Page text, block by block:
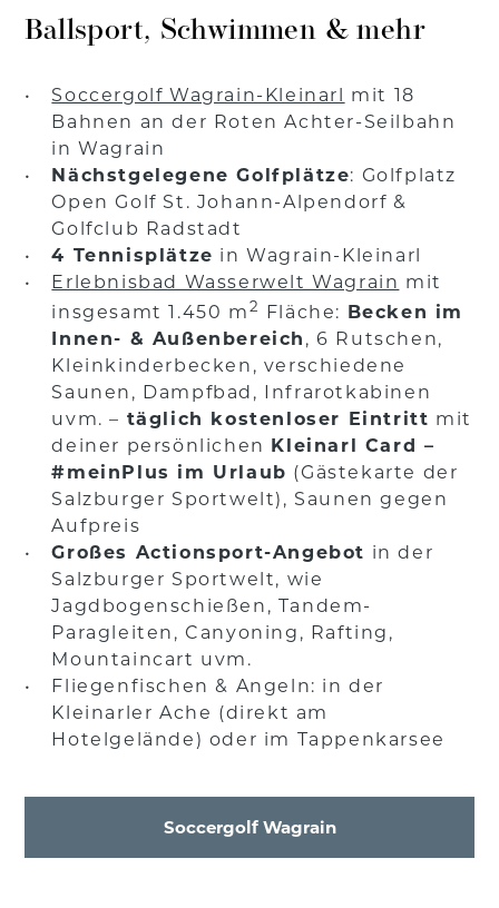
Ballsport, Schwimmen & mehr
Soccergolf Wagrain-Kleinarl mit 18
Bahnen an der Roten Achter-Seilbahn
in Wagrain
Nächstgelegene Golfplätze: Golfplatz
Open Golf St. Johann-Alpendorf &
Golfclub Radstadt
4 Tennisplätze in Wagrain-Kleinarl
Erlebnisbad Wasserwelt Wagrain mit
insgesamt 1.450 m2 Fläche: Becken im
Innen- & Außenbereich, 6 Rutschen,
Kleinkinderbecken, verschiedene
Saunen, Dampfbad, Infrarotkabinen
uvm. – täglich kostenloser Eintritt mit
deiner persönlichen Kleinarl Card –
#meinPlus im Urlaub (Gästekarte der
Salzburger Sportwelt), Saunen gegen
Aufpreis
Großes Actionsport-Angebot in der
Salzburger Sportwelt, wie
Jagdbogenschießen, Tandem-
Paragleiten, Canyoning, Rafting,
Mountaincart uvm.
Fliegenfischen & Angeln: in der
Kleinarler Ache (direkt am
Hotelgelände) oder im Tappenkarsee
Soccergolf Wagrain